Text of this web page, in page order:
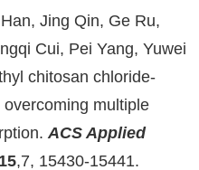
Jing Qin, Ge Ru,
Cui, Pei Yang, Yuwei
chitosan chloride-
multiple
ACS Applied
,7, 15430-15441.